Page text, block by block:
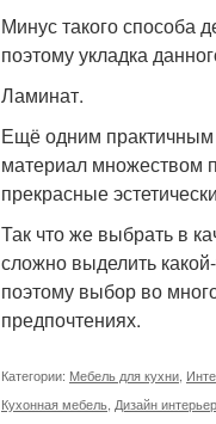
Минус такого способа
поэтому укладка
Ламинат.
Ещё одним практичным
материал множеством
прекрасные
Так что же выбрать в
сложно выделить
поэтому выбор во
предпочтениях.
Категории: Мебель для кухни
Кухонная мебель Дизайн